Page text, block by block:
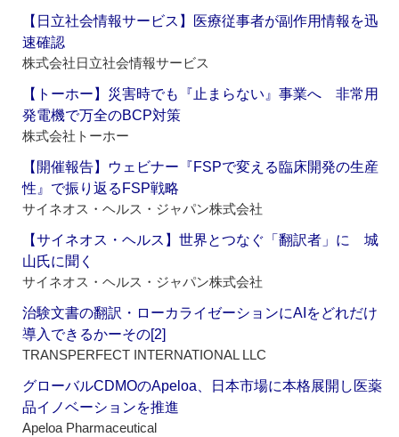
【日立社会情報サービス】医療従事者が副作用情報を迅
速確認
株式会社日立社会情報サービス
【トーホー】災害時でも『止まらない』事業へ 非常用
発電機で万全のBCP対策
株式会社トーホー
【開催報告】ウェビナー『FSPで変える臨床開発の生産
性』で振り返るFSP戦略
サイネオス・ヘルス・ジャパン株式会社
【サイネオス・ヘルス】世界とつなぐ「翻訳者」に 城
山氏に聞く
サイネオス・ヘルス・ジャパン株式会社
治験文書の翻訳・ローカライゼーションにAIをどれだけ
導入できるかーその[2]
TRANSPERFECT INTERNATIONAL LLC
グローバルCDMOのApeloa、日本市場に本格展開し医薬
品イノベーションを推進
Apeloa Pharmaceutical